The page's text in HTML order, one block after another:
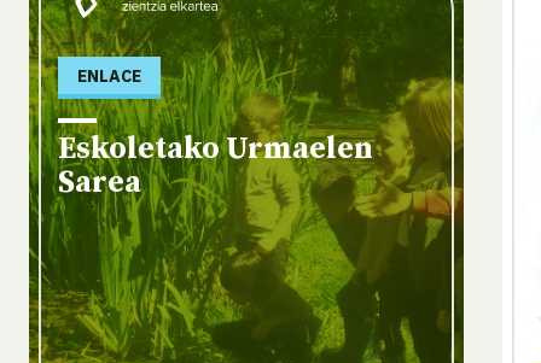
ENLACE
Eskoletako Urmaelen
Sarea